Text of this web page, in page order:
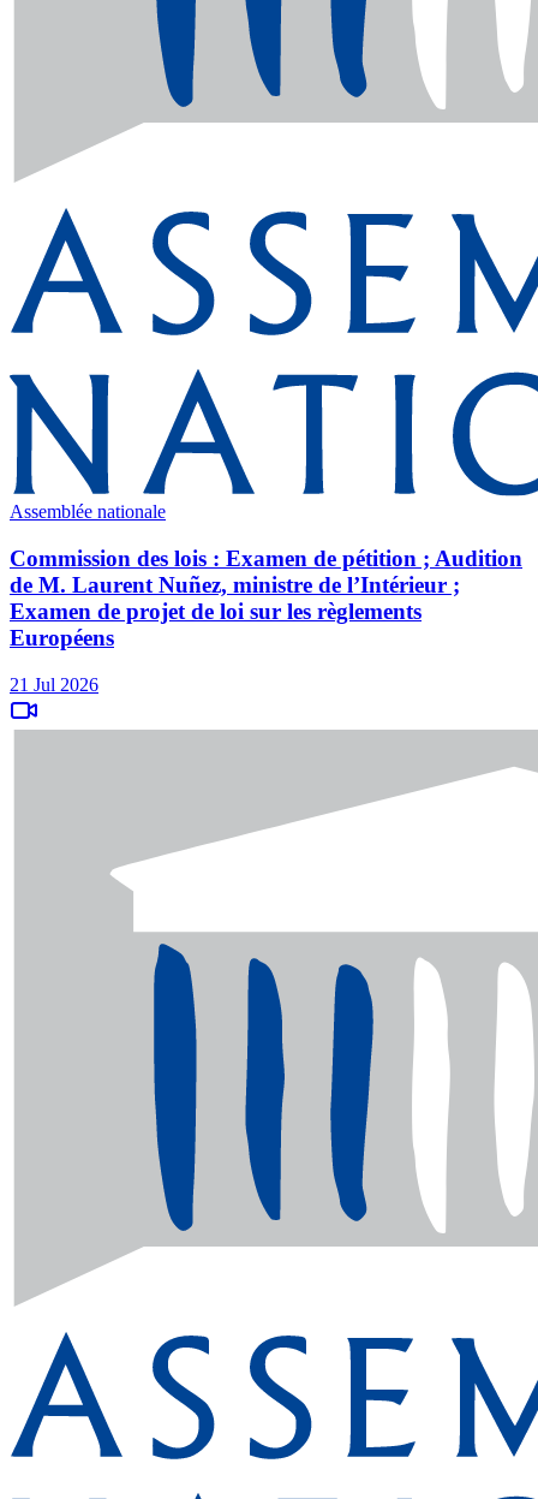
Assemblée nationale
Commission des lois : Examen de pétition ; Audition
de M. Laurent Nuñez, ministre de l’Intérieur ;
Examen de projet de loi sur les règlements
Européens
21 Jul 2026